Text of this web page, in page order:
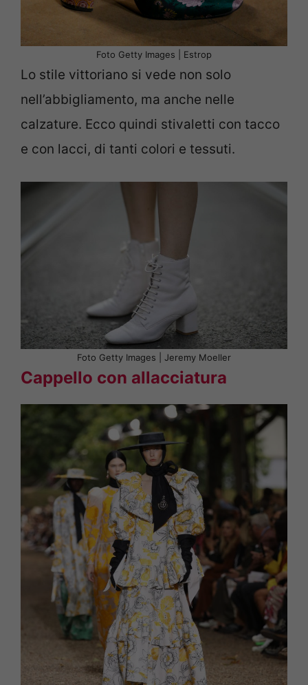
Foto Getty Images | Estrop
Lo stile vittoriano si vede non solo
nell’abbigliamento, ma anche nelle
calzature. Ecco quindi stivaletti con tacco
e con lacci, di tanti colori e tessuti.
Foto Getty Images | Jeremy Moeller
Cappello con allacciatura